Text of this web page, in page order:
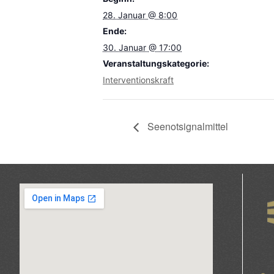
28. Januar @ 8:00
Ende:
30. Januar @ 17:00
Veranstaltungskategorie:
Interventionskraft
Seenotsignalmittel